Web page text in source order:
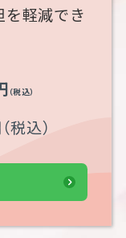
軽減でき
（税込）
（税込）